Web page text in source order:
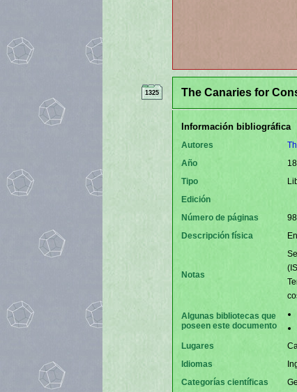
1325 The Canaries for
Información bibliográfica
Autores
Año
Tipo
Edición
Número de páginas
98
Descripción física
Notas
Algunas bibliotecas que
poseen este documento
Lugares
Idiomas
Categorías científicas